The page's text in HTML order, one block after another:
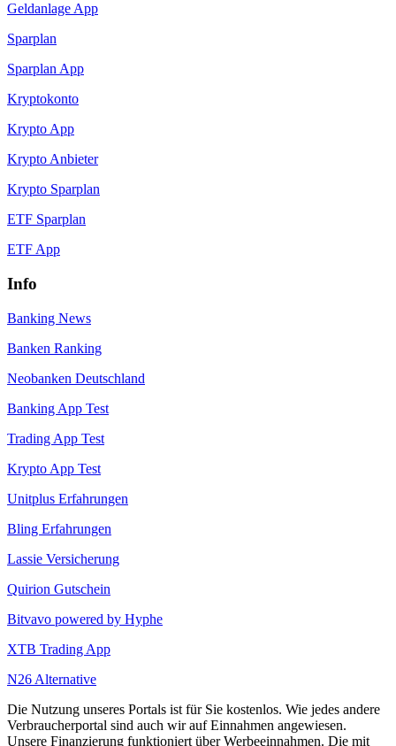
Geldanlage App
Sparplan
Sparplan App
Kryptokonto
Krypto App
Krypto Anbieter
Krypto Sparplan
ETF Sparplan
ETF App
Info
Banking News
Banken Ranking
Neobanken Deutschland
Banking App Test
Trading App Test
Krypto App Test
Unitplus Erfahrungen
Bling Erfahrungen
Lassie Versicherung
Quirion Gutschein
Bitvavo powered by Hyphe
XTB Trading App
N26 Alternative
Die Nutzung unseres Portals ist für Sie kostenlos. Wie jedes andere
Verbraucherportal sind auch wir auf Einnahmen angewiesen.
Unsere Finanzierung funktioniert über Werbeeinnahmen. Die mit